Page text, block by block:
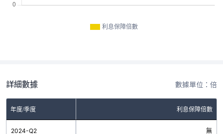
利息保障倍數
詳細數據 數據單位：倍
年度/季度 利息保障倍數
2024-Q2 無